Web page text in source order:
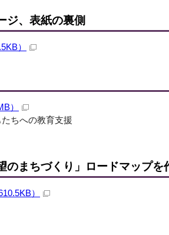
ジ、表紙の裏側
）
）
ちへの教育支援
のまちづくり」ロードマップを
）